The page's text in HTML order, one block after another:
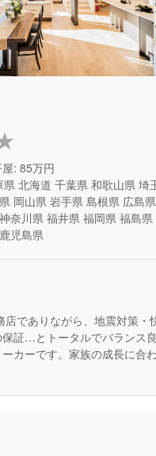
: 85万円
県 北海道 千葉県 和歌山県 埼
岡山県 岩手県 島根県 広島県
神奈川県 福井県 福岡県 福島県
鹿児島県
店でありながら、地震対策・
証…とトータルでバランス
カーです。家族の成長に合